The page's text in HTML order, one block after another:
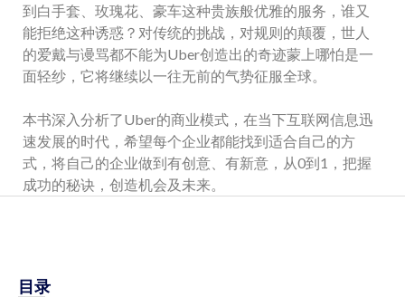
到白手套、玫瑰花、豪车这种贵族般优雅的服务，谁又
能拒绝这种诱惑？对传统的挑战，对规则的颠覆，世人
的爱戴与谩骂都不能为Uber创造出的奇迹蒙上哪怕是一
面轻纱，它将继续以一往无前的气势征服全球。
本书深入分析了Uber的商业模式，在当下互联网信息迅
速发展的时代，希望每个企业都能找到适合自己的方
式，将自己的企业做到有创意、有新意，从0到1，把握
成功的秘诀，创造机会及未来。
目录